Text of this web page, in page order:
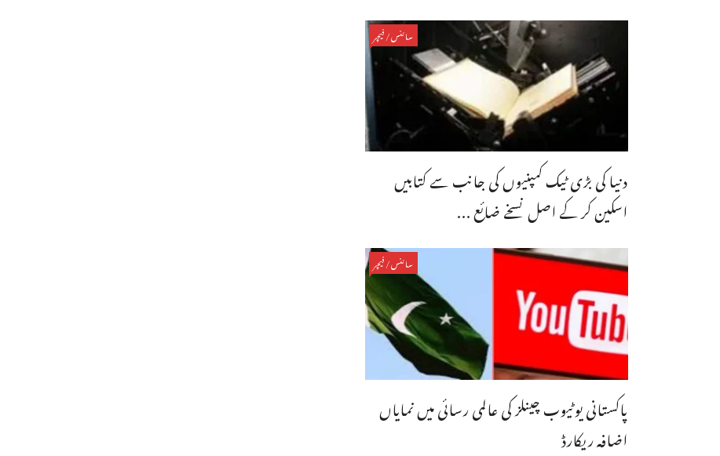
سائنس/فیچر
دنیا کی بڑی ٹیک کمپنیوں کی جانب سے کتابیں
اسکین کر کے اصل نسخے ضائع ...
سائنس/فیچر
پاکستانی یوٹیوب چینلز کی عالمی رسائی میں نمایاں
اضافہ ریکارڈ